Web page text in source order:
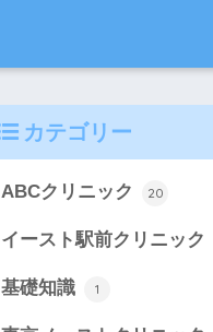
カテゴリー
ABCクリニック 20
イースト駅前クリニック
基礎知識 1